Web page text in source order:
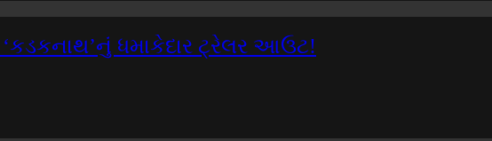
ધમાકેદાર ટ્રેલર આઉટ!